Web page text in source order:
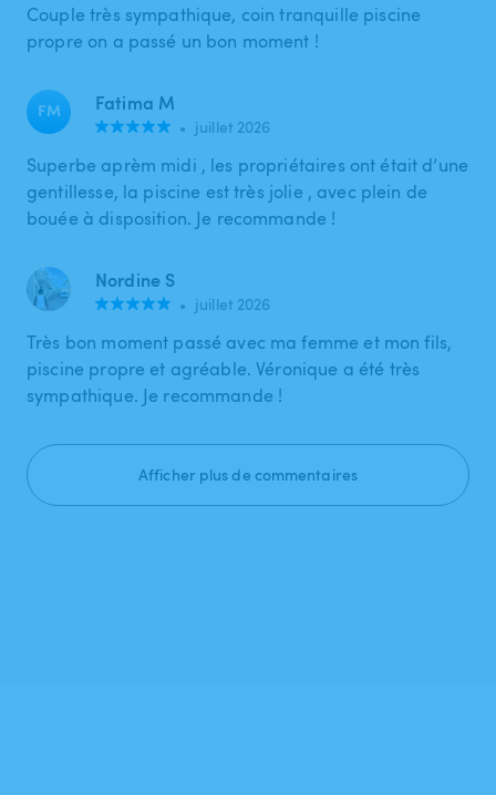
Couple très sympathique, coin tranquille piscine
propre on a passé un bon moment !
FM Fatima M
• juillet 2026
Superbe aprèm midi , les propriétaires ont était d’une
gentillesse, la piscine est très jolie , avec plein de
bouée à disposition. Je recommande !
Nordine S
• juillet 2026
Très bon moment passé avec ma femme et mon fils,
piscine propre et agréable. Véronique a été très
sympathique. Je recommande !
Afficher plus de commentaires